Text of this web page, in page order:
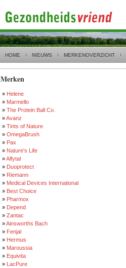
HOME NIEUWS MERKENOVERZICHT
Merken
» Helene
» Marmello
» The Protein Ball Co.
»Avanz
» Tints of Nature
» OmegaBrush
» Pax
» Nature's Life
»Alfytal
» Duoprotect
» Riemann
» Medical Devices International
» Best Choice
» Pharmox
» Depend
» Zantac
»Ainsworths Bach
» Fenjal
» Hermus
» Maroussia
» Equivita
» LacPure